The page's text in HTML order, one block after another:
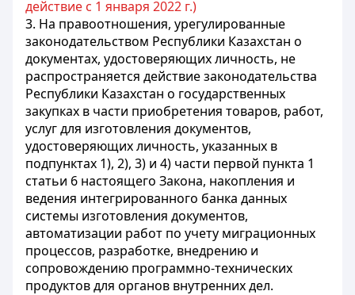
действие с 1 января 2022 г.)
3. На правоотношения, урегулированные
законодательством Республики Казахстан о
документах, удостоверяющих личность, не
распространяется действие законодательства
Республики Казахстан о государственных
закупках в части приобретения товаров, работ,
услуг для изготовления документов,
удостоверяющих личность, указанных в
подпунктах 1), 2), 3) и 4) части первой пункта 1
статьи 6 настоящего Закона, накопления и
ведения интегрированного банка данных
системы изготовления документов,
автоматизации работ по учету миграционных
процессов, разработке, внедрению и
сопровождению программно-технических
продуктов для органов внутренних дел.